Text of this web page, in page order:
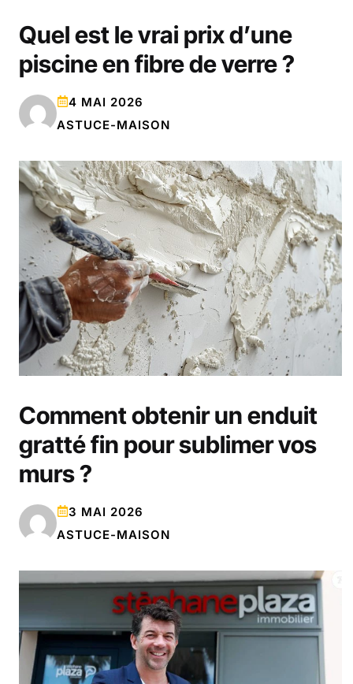
Quel est le vrai prix d’une
piscine en fibre de verre ?
4 MAI 2026
ASTUCE-MAISON
Comment obtenir un enduit
gratté fin pour sublimer vos
murs ?
3 MAI 2026
ASTUCE-MAISON